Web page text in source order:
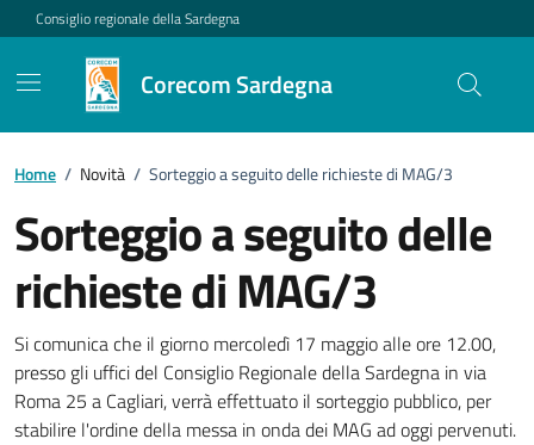
Vai ai contenuti
Vai al footer
Consiglio regionale della Sardegna
Corecom Sardegna
Home / Novità / Sorteggio a seguito delle richieste di MAG/3
Sorteggio a seguito delle
richieste di MAG/3
Dettagli della notizia
Si comunica che il giorno mercoledì 17 maggio alle ore 12.00,
presso gli uffici del Consiglio Regionale della Sardegna in via
Roma 25 a Cagliari, verrà effettuato il sorteggio pubblico, per
stabilire l'ordine della messa in onda dei MAG ad oggi pervenuti.